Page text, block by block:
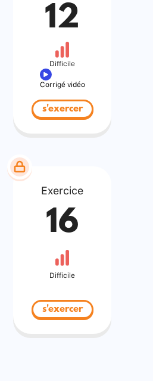
12
Difficile
Corrigé vidéo
s'exercer
Exercice
16
Difficile
s'exercer